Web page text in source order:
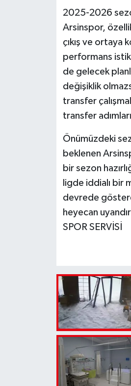
2025-2026
Arsinspor,
çıkış ve ortaya
performans
de gelecek
değişiklik
transfer
transfer
Önümüzdeki
beklenen
bir sezon
ligde iddialı bir
devrede
heyecan
SPOR SERVİSİ